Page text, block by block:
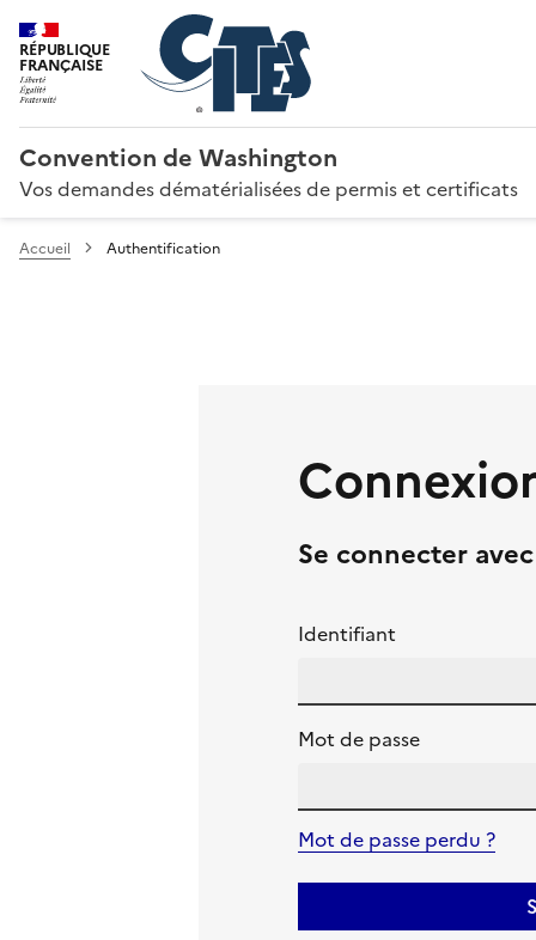
RÉPUBLIQUE
FRANÇAISE
Convention de Washington
Vos demandes dématérialisées de permis et certificats
Accueil Authentification
Se connecter
Identifiant
Mot de passe
Mot de passe perdu ?